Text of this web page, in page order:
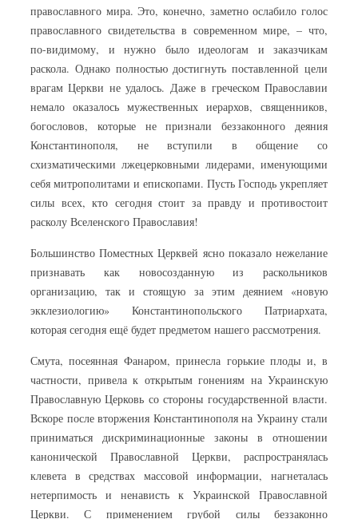
православного мира. Это, конечно, заметно ослабило голос
православного свидетельства в современном мире, – что,
по-видимому, и нужно было идеологам и заказчикам
раскола. Однако полностью достигнуть поставленной цели
врагам Церкви не удалось. Даже в греческом Православии
немало оказалось мужественных иерархов, священников,
богословов, которые не признали беззаконного деяния
Константинополя, не вступили в общение со
схизматическими лжецерковными лидерами, именующими
себя митрополитами и епископами. Пусть Господь укрепляет
силы всех, кто сегодня стоит за правду и противостоит
расколу Вселенского Православия!
Большинство Поместных Церквей ясно показало нежелание
признавать как новосозданную из раскольников
организацию, так и стоящую за этим деянием «новую
экклезиологию» Константинопольского Патриархата,
которая сегодня ещё будет предметом нашего рассмотрения.
Смута, посеянная Фанаром, принесла горькие плоды и, в
частности, привела к открытым гонениям на Украинскую
Православную Церковь со стороны государственной власти.
Вскоре после вторжения Константинополя на Украину стали
приниматься дискриминационные законы в отношении
канонической Православной Церкви, распространялась
клевета в средствах массовой информации, нагнеталась
нетерпимость и ненависть к Украинской Православной
Церкви. С применением грубой силы беззаконно